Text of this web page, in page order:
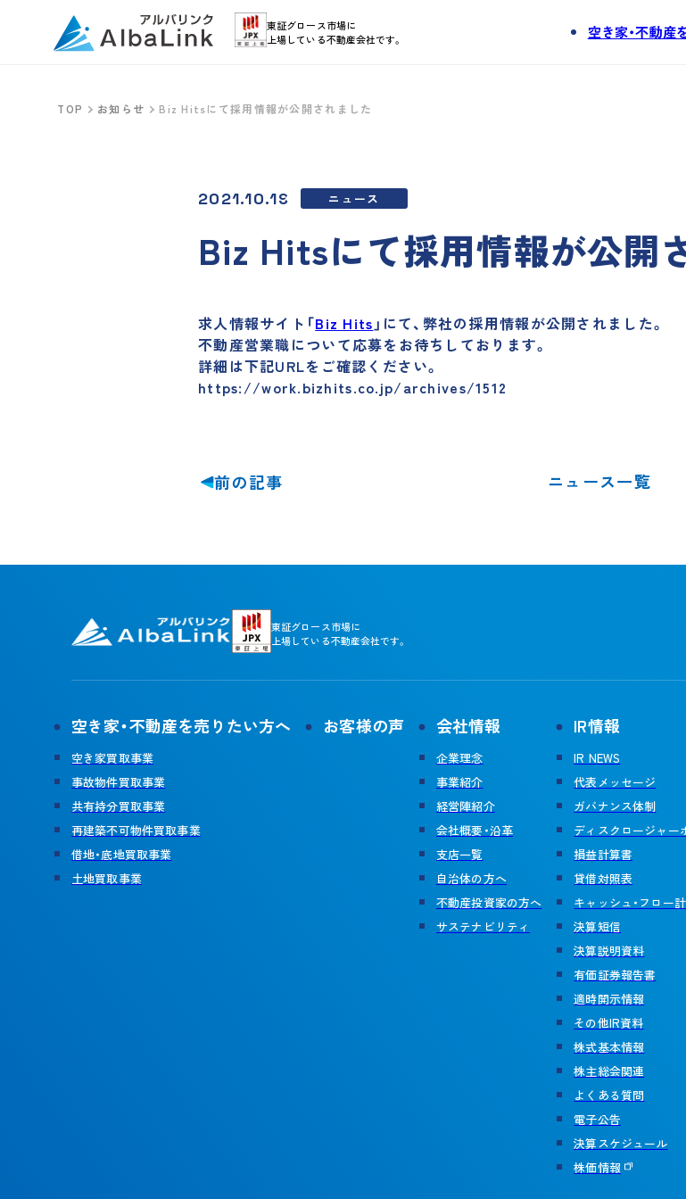
東証グロース市場に
上場している不動産会社です。
空き家・不動産
TOP お知らせ Biz Hitsにて採用情報が公開されました
2021.10.19 ニュース
Biz Hitsにて採用情報が公開
求人情報サイト「Biz Hits」にて、弊社の採用情報が公開されました。
不動産営業職について応募をお待ちしております。
詳細は下記URLをご確認ください。
https://work.bizhits.co.jp/archives/1512
前の記事 ニュース一覧
東証グロース市場に
上場している不動産会社です。
空き家・不動産を売りたい方へ
空き家買取事業
事故物件買取事業
共有持分買取事業
再建築不可物件買取事業
借地・底地買取事業
土地買取事業
お客様の声 会社情報
企業理念
事業紹介
経営陣紹介
会社概要・沿革
支店一覧
自治体の方へ
不動産投資家の方へ
サステナビリティ
IR情報
IR NEWS
代表メッセージ
ガバナンス体制
ディスクロージャー
損益計算書
貸借対照表
キャッシュ・フロー
決算短信
決算説明資料
有価証券報告書
適時開示情報
その他IR資料
株式基本情報
株主総会関連
よくある質問
電子公告
決算スケジュール
株価情報